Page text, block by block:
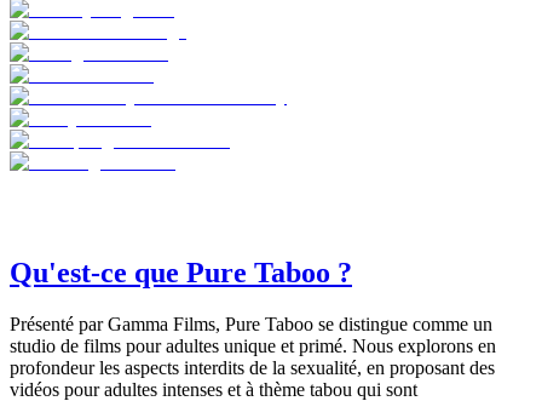
Qu'est-ce que Pure Taboo ?
Présenté par Gamma Films, Pure Taboo se distingue comme un
studio de films pour adultes unique et primé. Nous explorons en
profondeur les aspects interdits de la sexualité, en proposant des
vidéos pour adultes intenses et à thème tabou qui sont